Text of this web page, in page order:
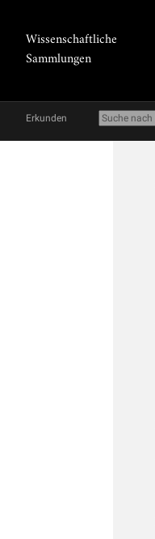
Wissenschaftliche
Sammlungen
Erkunden